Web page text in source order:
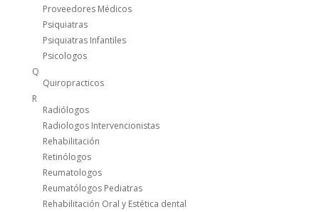
Proveedores Médicos
Psiquiatras
Psiquiatras Infantiles
Psicologos
Q
Quiropracticos
R
Radiólogos
Radiologos Intervencionistas
Rehabilitación
Retinólogos
Reumatologos
Reumatólogos Pediatras
Rehabilitación Oral y Estética dental